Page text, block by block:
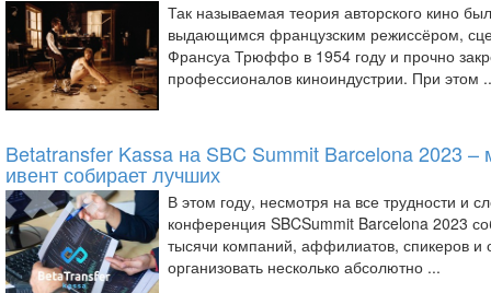
Так называемая теория авторского кино
выдающимся французским режиссёром,
Франсуа Трюффо в 1954 году и прочно
профессионалов киноиндустрии. При этом
Betatransfer Kassa на SBC Summit Barcelona 2023
ивент собирает лучших
В этом году, несмотря на все трудности и
конференция SBCSummit Barcelona 2023
тысячи компаний, аффилиатов, спикеров и
организовать несколько абсолютно ...